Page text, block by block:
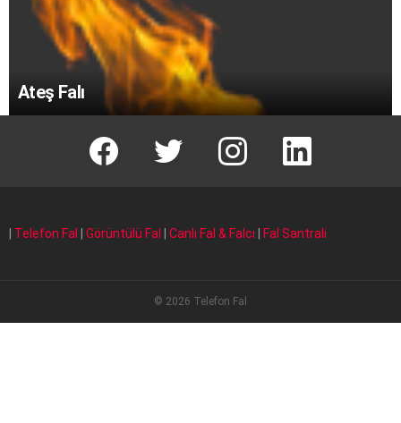
Ateş Falı
facebook T instagram Linkedin Fal
Telefon Fal Görüntülü Fal Canlı Fal & Falcı Fal Santrali
© 2026 Telefon Fal